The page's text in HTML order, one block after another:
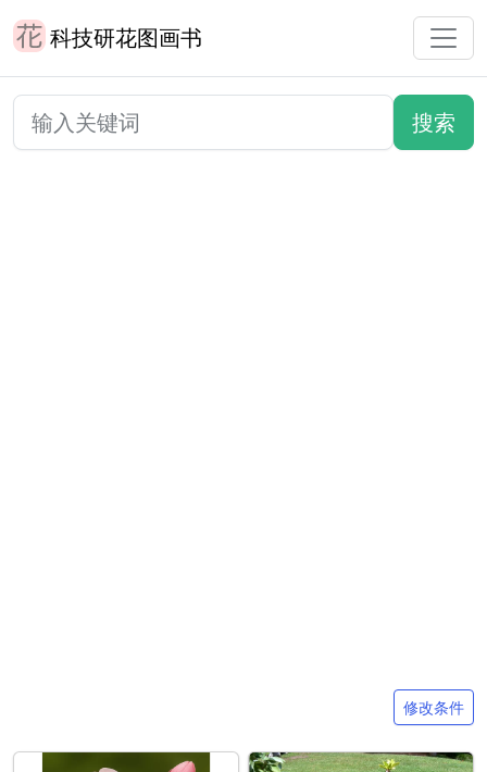
科技研花图画书
修改条件